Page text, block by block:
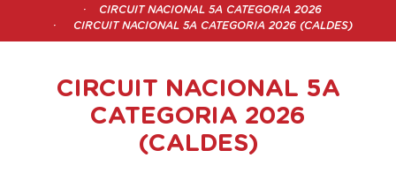
CIRCUIT NACIONAL 5A CATEGORIA 2026
CIRCUIT NACIONAL 5A CATEGORIA 2026 (CALDES)
CIRCUIT NACIONAL 5A
CATEGORIA 2026
(CALDES)